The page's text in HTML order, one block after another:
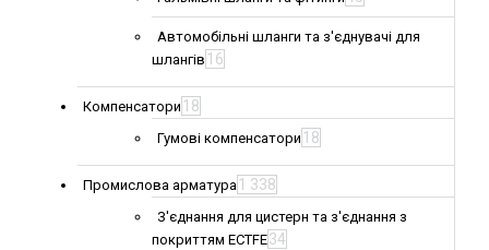
Автомобільні шланги та з'єднувачі для
шлангів 16
Компенсатори 18
Гумові компенсатори 18
Промислова арматура 1 338
З'єднання для цистерн та з'єднання з
покриттям ECTFE34